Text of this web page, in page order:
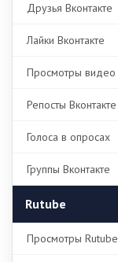
Друзья Вконтакте
Лайки Вконтакте
Просмотры видео
Репосты Вконтакте
Голоса в опросах
Группы Вконтакте
Rutube
Просмотры Rutube